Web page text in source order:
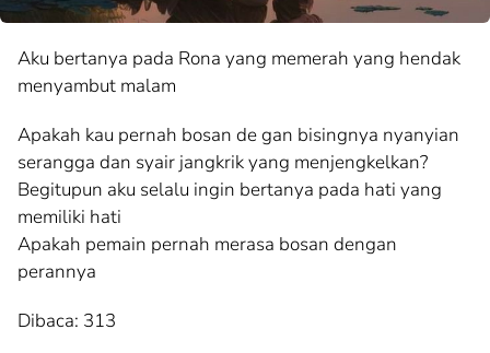
Aku bertanya pada Rona yang memerah yang hendak
menyambut malam
Apakah kau pernah bosan de gan bisingnya nyanyian
serangga dan syair jangkrik yang menjengkelkan?
Begitupun aku selalu ingin bertanya pada hati yang
memiliki hati
Apakah pemain pernah merasa bosan dengan
perannya
Dibaca: 313